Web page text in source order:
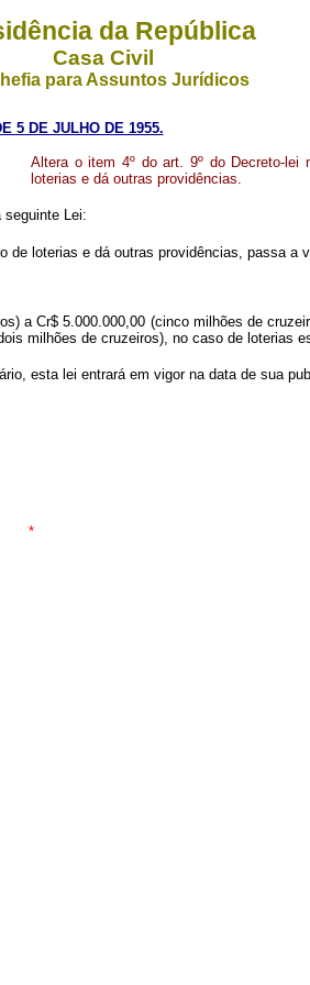
da República
Casa Civil
para Assuntos Jurídicos
5 DE JULHO DE 1955.
Altera o item 4º do art. 9º do Decreto-
loterias e dá outras providências.
seguinte Lei:
de loterias e dá outras providências, passa a
a Cr$ 5.000.000,00 (cinco milhões de
milhões de cruzeiros), no caso de loterias
esta lei entrará em vigor na data de sua
*